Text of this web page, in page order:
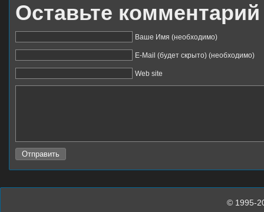
Оставьте комментарий
Ваше Имя (необходимо)
E-Mail (будет скрыто) (необходимо)
Web site
© 1995-